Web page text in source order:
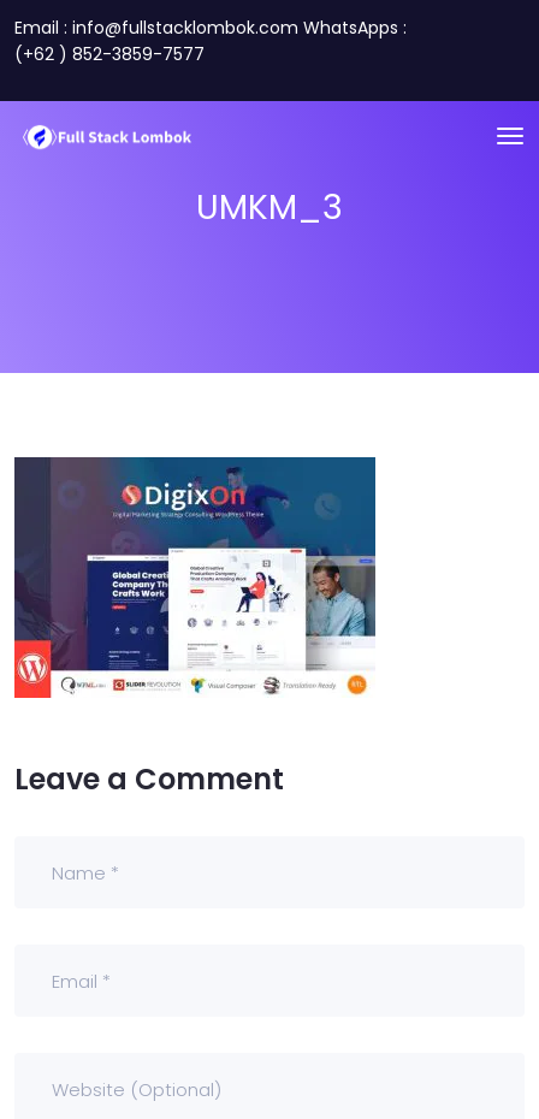
Email : info@fullstacklombok.com WhatsApps :
(+62 ) 852-3859-7577
UMKM_3
Leave a Comment